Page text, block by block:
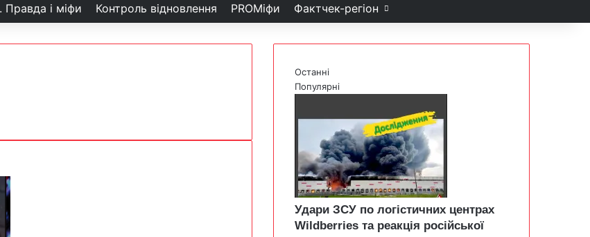
Правда і міфи Контроль відновлення PROМіфи Фактчек-регіон
Останні
Популярні
Удари ЗСУ по логістичних центрах
Wildberries та реакція російської